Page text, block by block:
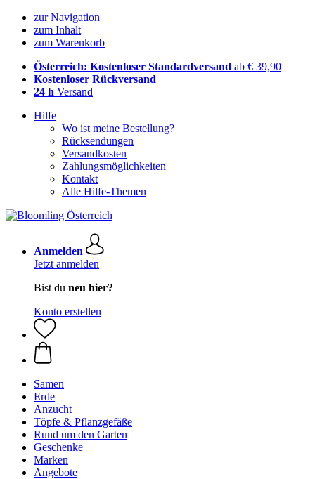
zur Navigation
zum Inhalt
zum Warenkorb
Österreich: Kostenloser Standardversand ab € 39,90
Kostenloser Rückversand
24 h Versand
Hilfe
Wo ist meine Bestellung?
Rücksendungen
Versandkosten
Zahlungsmöglichkeiten
Kontakt
Alle Hilfe-Themen
Anmelden
Jetzt anmelden
Bist du neu hier?
Konto erstellen
Samen
Erde
Anzucht
Töpfe & Pflanzgefäße
Rund um den Garten
Geschenke
Marken
Angebote